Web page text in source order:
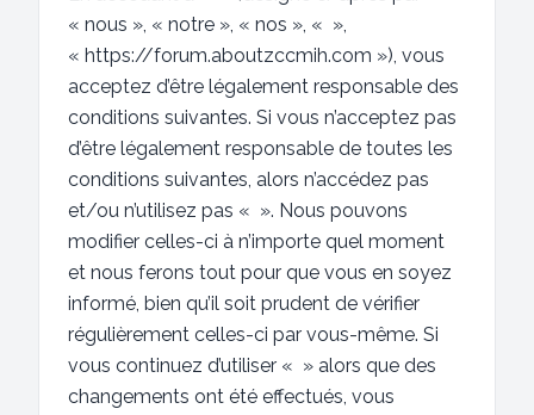
« nous », « notre », « nos », « »,
« https://forum.aboutzccmih.com »), vous
acceptez d’être légalement responsable des
conditions suivantes. Si vous n’acceptez pas
d’être légalement responsable de toutes les
conditions suivantes, alors n’accédez pas
et/ou n’utilisez pas « ». Nous pouvons
modifier celles-ci à n’importe quel moment
et nous ferons tout pour que vous en soyez
informé, bien qu’il soit prudent de vérifier
régulièrement celles-ci par vous-même. Si
vous continuez d’utiliser « » alors que des
changements ont été effectués, vous